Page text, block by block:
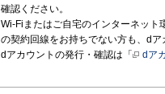
確認ください。
Wi-Fiまたはご自宅のインターネット
の契約回線をお持ちでない方も、dア
dアカウントの発行・確認は「
dア